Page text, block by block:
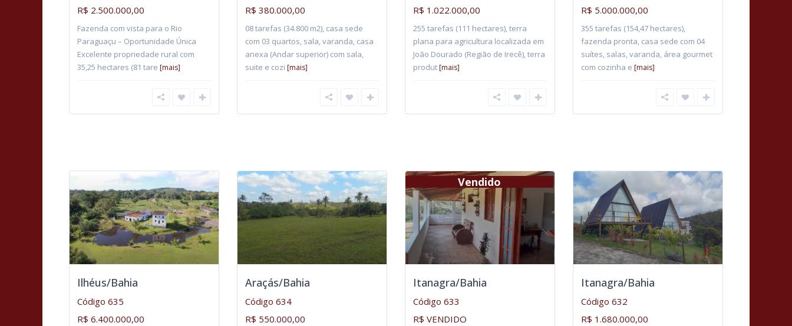
R$ 2.500.000,00
Fazenda com vista para o Rio
Paraguaçu – Oportunidade Única
Excelente propriedade rural com
35,25 hectares (81 tare [mais]
R$ 380.000,00
08 tarefas (34.800 m2), casa sede
com 03 quartos, sala, varanda, casa
anexa (Andar superior) com sala,
suite e cozi [mais]
R$ 1.022.000,00
255 tarefas (111 hectares), terra
plana para agricultura localizada em
João Dourado (Região de Irecê), terra
produt [mais]
R$ 5.000.000,00
355 tarefas (154,47 hectares),
fazenda pronta, casa sede com 04
suítes, salas, varanda, área gourmet
com cozinha e [mais]
Ilhéus/Bahia
Código 635
R$ 6.400.000,00
Araçás/Bahia
Código 634
R$ 550.000,00
Vendido
Itanagra/Bahia
Código 633
R$ VENDIDO
Itanagra/Bahia
Código 632
R$ 1.680.000,00